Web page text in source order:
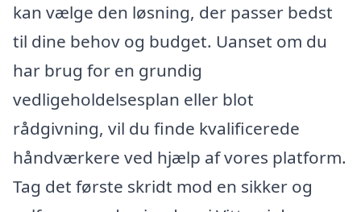
kan vælge den løsning, der passer bedst
til dine behov og budget. Uanset om du
har brug for en grundig
vedligeholdelsesplan eller blot
rådgivning, vil du finde kvalificerede
håndværkere ved hjælp af vores platform.
Tag det første skridt mod en sikker og